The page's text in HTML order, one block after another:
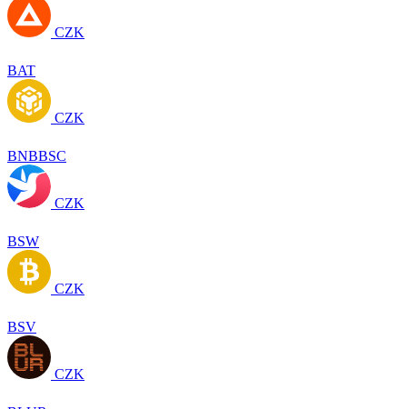
CZK
BAT
CZK
BNBBSC
CZK
BSW
CZK
BSV
CZK